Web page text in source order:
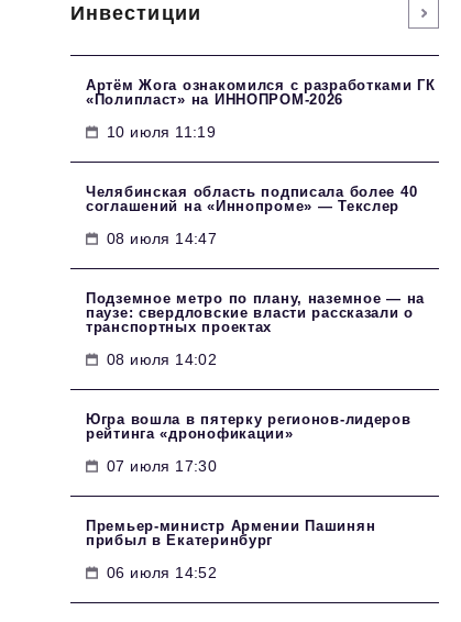
Инвестиции
Артём Жога ознакомился с разработками ГК
«Полипласт» на ИННОПРОМ-2026
10 июля 11:19
Челябинская область подписала более 40
соглашений на «Иннопроме» — Текслер
08 июля 14:47
Подземное метро по плану, наземное — на
паузе: свердловские власти рассказали о
транспортных проектах
08 июля 14:02
Югра вошла в пятерку регионов-лидеров
рейтинга «дронофикации»
07 июля 17:30
Премьер-министр Армении Пашинян
прибыл в Екатеринбург
06 июля 14:52